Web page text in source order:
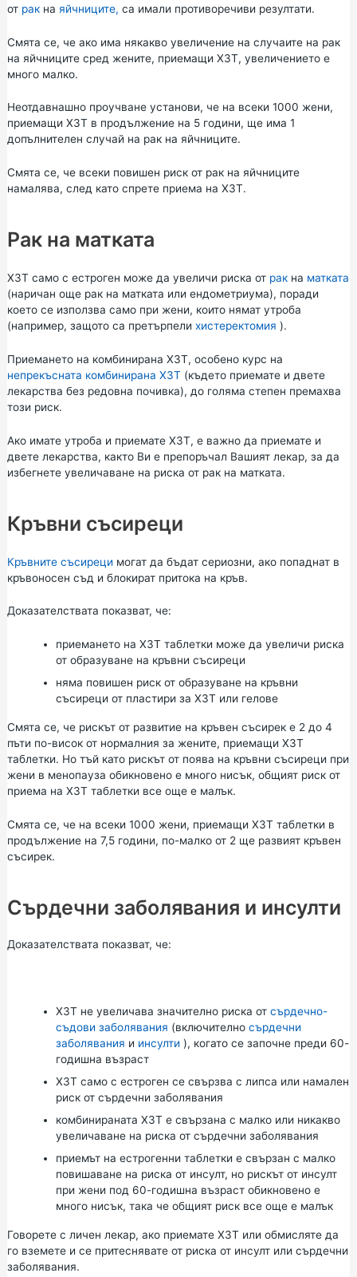
от ракна яйчниците, са имали противоречиви резултати.
Смята се, че ако има някакво увеличение на случаите на рак
на яйчниците сред жените, приемащи ХЗТ, увеличението е
много малко.
Неотдавнашно проучване установи, че на всеки 1000 жени,
приемащи ХЗТ в продължение на 5 години, ще има 1
допълнителен случай на рак на яйчниците.
Смята се, че всеки повишен риск от рак на яйчниците
намалява, след като спрете приема на ХЗТ.
Рак на матката
ХЗТ само с естроген може да увеличи риска от ракна матката
(наричан още рак на матката или ендометриума), поради
което се използва само при жени, които нямат утроба
(например, защото са претърпели хистеректомия ).
Приемането на комбинирана ХЗТ, особено курс на
непрекъсната комбинирана ХЗТ(където приемате и двете
лекарства без редовна почивка), до голяма степен премахва
този риск.
Ако имате утроба и приемате ХЗТ, е важно да приемате и
двете лекарства, както Ви е препоръчал Вашият лекар, за да
избегнете увеличаване на риска от рак на матката.
Кръвни съсиреци
Кръвните съсиреци могат да бъдат сериозни, ако попаднат в
кръвоносен съд и блокират притока на кръв.
Доказателствата показват, че:
приемането на ХЗТ таблетки може да увеличи риска
от образуване на кръвни съсиреци
няма повишен риск от образуване на кръвни
съсиреци от пластири за ХЗТ или гелове
Смята се, че рискът от развитие на кръвен съсирек е 2 до 4
пъти по-висок от нормалния за жените, приемащи ХЗТ
таблетки. Но тъй като рискът от поява на кръвни съсиреци при
жени в менопауза обикновено е много нисък, общият риск от
приема на ХЗТ таблетки все още е малък.
Смята се, че на всеки 1000 жени, приемащи ХЗТ таблетки в
продължение на 7,5 години, по-малко от 2 ще развият кръвен
съсирек.
Сърдечни заболявания и инсулти
Доказателствата показват, че:
ХЗТ не увеличава значително риска от сърдечно-
съдови заболявания (включително сърдечни
заболявания и инсулти ), когато се започне преди 60-
годишна възраст
ХЗТ само с естроген се свързва с липса или намален
риск от сърдечни заболявания
комбинираната ХЗТ е свързана с малко или никакво
увеличаване на риска от сърдечни заболявания
приемът на естрогенни таблетки е свързан с малко
повишаване на риска от инсулт, но рискът от инсулт
при жени под 60-годишна възраст обикновено е
много нисък, така че общият риск все още е малък
Говорете с личен лекар, ако приемате ХЗТ или обмисляте да
го вземете и се притеснявате от риска от инсулт или сърдечни
заболявания.